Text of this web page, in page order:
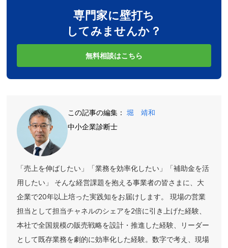
専門家に壁打ち
してみませんか？
無料相談はこちら
この記事の編集：堀 靖和
中小企業診断士
「売上を伸ばしたい」「業務を効率化したい」「補助金を活
用したい」 そんな経営課題を抱える事業者の皆さまに、大
企業で20年以上培った実践知をお届けします。 現場の営業
担当として担当チャネルのシェアを2倍に引き上げた経験、
本社で全国規模の販売戦略を設計・推進した経験、リーダー
として既存業務を劇的に効率化した経験。数字で考え、現場